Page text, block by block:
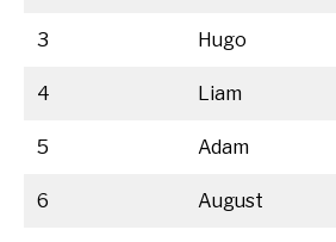
3 Hugo
4 Liam
5 Adam
6 August